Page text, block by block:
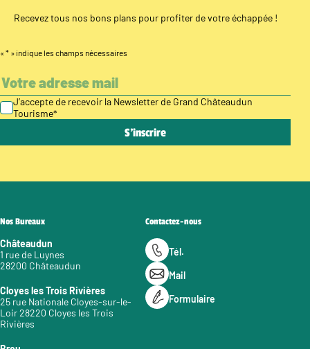
Recevez tous nos bons plans pour profiter de votre échappée !
« * » indique les champs nécessaires
J’accepte de recevoir la Newsletter de Grand Châteaudun
Tourisme*
Nos Bureaux
Châteaudun
1 rue de Luynes
28200 Châteaudun
Cloyes les Trois Rivières
25 rue Nationale Cloyes-sur-le-
Loir 28220 Cloyes les Trois
Rivières
Contactez-nous
Tél.
Mail
Formulaire